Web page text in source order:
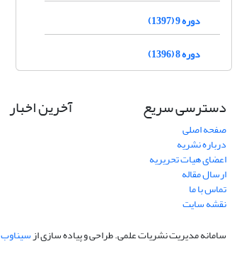
دوره 9 (1397)
دوره 8 (1396)
دسترسی سریع
صفحه اصلی
درباره نشریه
اعضای هیات تحریریه
ارسال مقاله
تماس با ما
نقشه سایت
آخرین اخبار
سامانه مدیریت نشریات علمی.طراحی و پیاده سازی ازسیناوب